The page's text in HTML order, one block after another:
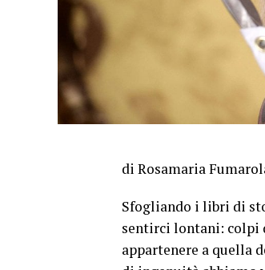
di Rosamaria
Sfogliando i libri di
sentirci lontani: colpi
appartenere a quella